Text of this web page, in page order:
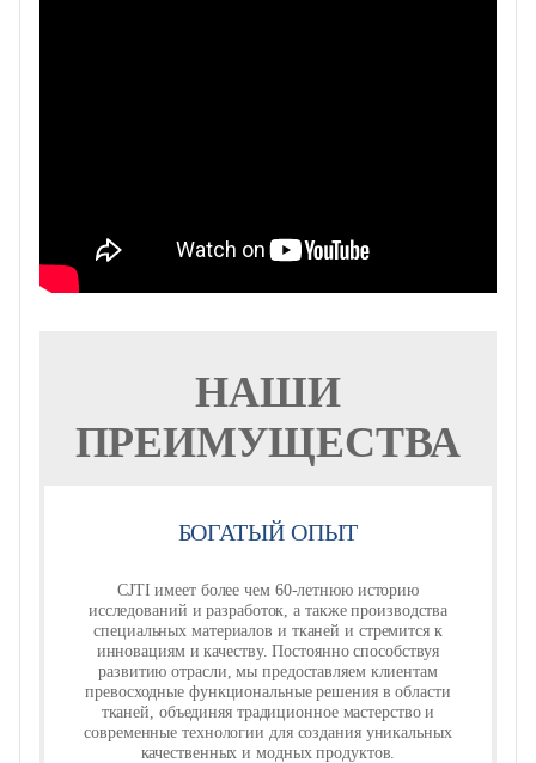
НАШИ
ПРЕИМУЩЕСТВА
БОГАТЫЙ ОПЫТ
CJTI имеет более чем 60-летнюю историю
исследований и разработок, а также производства
специальных материалов и тканей и стремится к
инновациям и качеству. Постоянно способствуя
развитию отрасли, мы предоставляем клиентам
превосходные функциональные решения в области
тканей, объединяя традиционное мастерство и
современные технологии для создания уникальных
качественных и модных продуктов.